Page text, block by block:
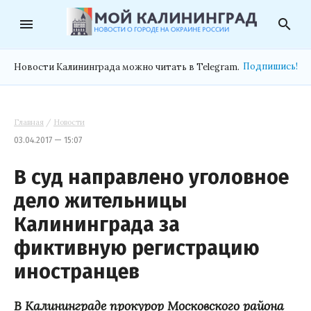
menu search
Новости Калининграда можно читать в Telegram. Подпишись!
Главная / Новости
03.04.2017 — 15:07
В суд направлено уголовное
дело жительницы
Калининграда за
фиктивную регистрацию
иностранцев
В Калининграде прокурор Московского района